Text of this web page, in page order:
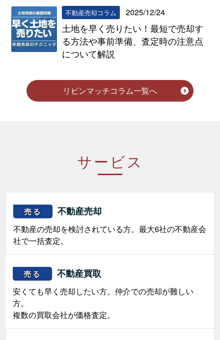
不動産売却コラム 2025/12/24
土地を早く売りたい！最短で売却す
る方法や事前準備、査定時の注意点
について解説
リビンマッチコラム一覧へ
サービス
売る 不動産売却
不動産の売却を検討されている方。最大6社の不動産会
社で一括査定。
売る 不動産買取
安くても早く売却したい方。仲介での売却が難しい
方。
複数の買取会社が価格査定。